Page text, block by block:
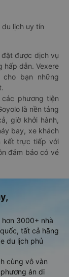
lịch uy tín
được dịch vụ
hấp dẫn. Vexere
bạn những
phương tiện
là nền tảng
giờ khởi hành,
bay, xe khách
kết trực tiếp với
đảm bảo có vé
3000+ nhà
tất cả hãng
du lịch phủ
cùng vô vàn
án di